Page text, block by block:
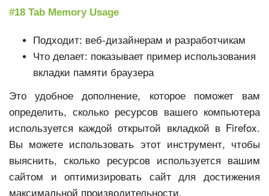
#18 Tab Memory Usage
Подходит: веб-дизайнерам и разработчикам
Что делает: показывает пример использования
вкладки памяти браузера
Это удобное дополнение, которое поможет вам
определить, сколько ресурсов вашего компьютера
используется каждой открытой вкладкой в Firefox.
Вы можете использовать этот инструмент, чтобы
выяснить, сколько ресурсов используется вашим
сайтом и оптимизировать сайт для достижения
максимальной производительности.